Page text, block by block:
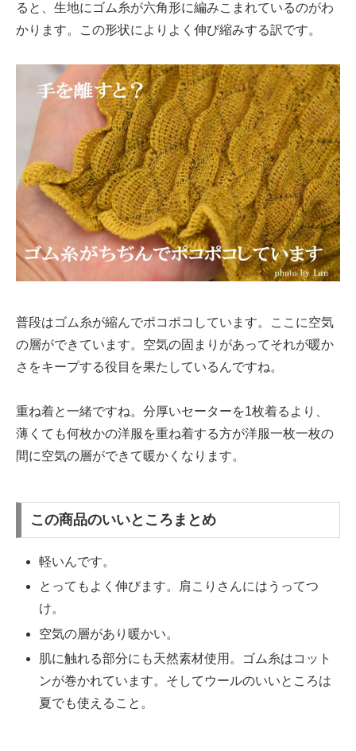
ると、生地にゴム糸が六角形に編みこまれているのがわ
かります。この形状によりよく伸び縮みする訳です。
普段はゴム糸が縮んでポコポコしています。ここに空気
の層ができています。空気の固まりがあってそれが暖か
さをキープする役目を果たしているんですね。
重ね着と一緒ですね。分厚いセーターを1枚着るより、
薄くても何枚かの洋服を重ね着する方が洋服一枚一枚の
間に空気の層ができて暖かくなります。
この商品のいいところまとめ
軽いんです。
とってもよく伸びます。肩こりさんにはうってつ
け。
空気の層があり暖かい。
肌に触れる部分にも天然素材使用。ゴム糸はコット
ンが巻かれています。そしてウールのいいところは
夏でも使えること。